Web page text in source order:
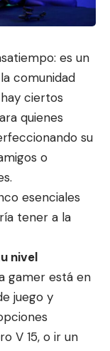
es un
comunidad
hay ciertos
quienes
su
o
esenciales
tener a la
nivel
gamer está en
juego y
V 15, o ir un